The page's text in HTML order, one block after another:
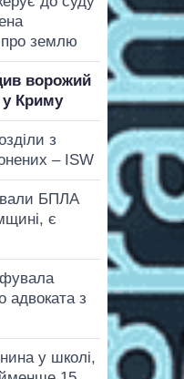
про землю
ворожий
Криму
з
– ISW
БПЛА
є
адвоката з
у школі,